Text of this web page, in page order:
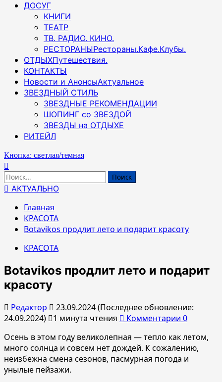
ДОСУГ
КНИГИ
ТЕАТР
ТВ. РАДИО. КИНО.
РЕСТОРАНЫРестораны.Кафе.Клубы.
ОТДЫХПутешествия.
КОНТАКТЫ
Новости и АнонсыАктуальное
ЗВЕЗДНЫЙ СТИЛЬ
ЗВЕЗДНЫЕ РЕКОМЕНДАЦИИ
ШОПИНГ со ЗВЕЗДОЙ
ЗВЕЗДЫ на ОТДЫХЕ
РИТЕЙЛ
Кнопка: светлая/темная
Найти:
АКТУАЛЬНО
Главная
КРАСОТА
Botavikos продлит лето и подарит красоту
КРАСОТА
Botavikos продлит лето и подарит
красоту
Редактор
23.09.2024 (Последнее обновление:
24.09.2024)
1 минута чтения
Комментарии 0
Осень в этом году великолепная — тепло как летом,
много солнца и совсем нет дождей. К сожалению,
неизбежна смена сезонов, пасмурная погода и
унылые пейзажи.